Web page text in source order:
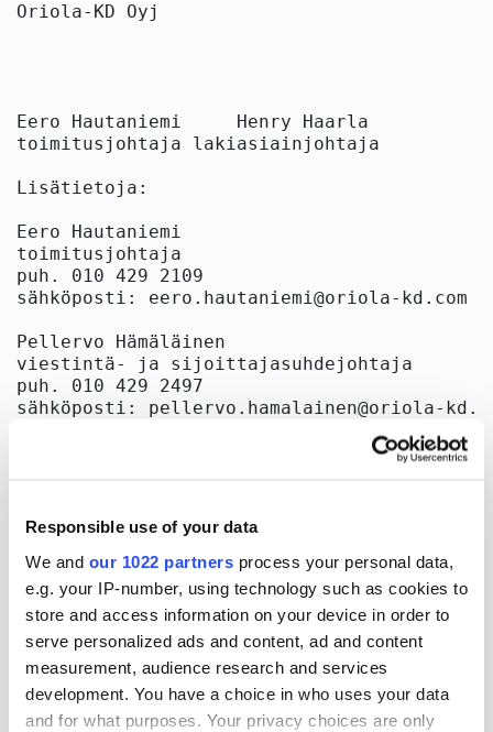
Responsible use of your data
We and our 1022 partners process your personal data,
e.g. your IP-number, using technology such as cookies to
store and access information on your device in order to
serve personalized ads and content, ad and content
measurement, audience research and services
development. You have a choice in who uses your data
and for what purposes. Your privacy choices are only
Oriola-KD Oyj
Eero Hautaniemi     Henry Haarla
toimitusjohtaja lakiasiainjohtaja
Lisätietoja:
Eero Hautaniemi
toimitusjohtaja
puh. 010 429 2109
sähköposti: eero.hautaniemi@oriola-kd.com
Pellervo Hämäläinen
viestintä- ja sijoittajasuhdejohtaja
puh. 010 429 2497
sähköposti: pellervo.hamalainen@oriola-
Julkaisija:
Oriola-KD Oyj
Konserniviestintä
Harmaaparrankuja 1
02200 Espoo
www.oriola-kd.com